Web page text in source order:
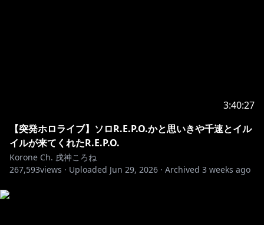
3:40:27
【突発ホロライブ】ソロR.E.P.O.かと思いきや千速とイル
イルが来てくれたR.E.P.O.
Korone Ch. 戌神ころね
267,593views · Uploaded Jun 29, 2026 · Archived 3 weeks ago